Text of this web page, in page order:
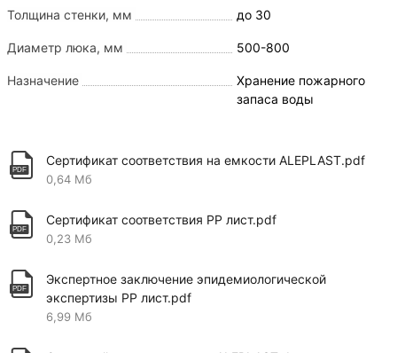
Толщина стенки, мм до 30
Диаметр люка, мм 500-800
Назначение
Хранение пожарного
запаса воды
Сертификат соответствия на емкости ALEPLAST.pdf
0,64 Мб
Сертификат соответствия PP лист.pdf
0,23 Мб
Экспертное заключение эпидемиологической
экспертизы PP лист.pdf
6,99 Мб